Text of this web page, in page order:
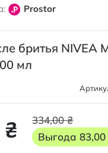
Prostor
бритья NIVEA
мл
334,00 ₴
Выгода 83,00